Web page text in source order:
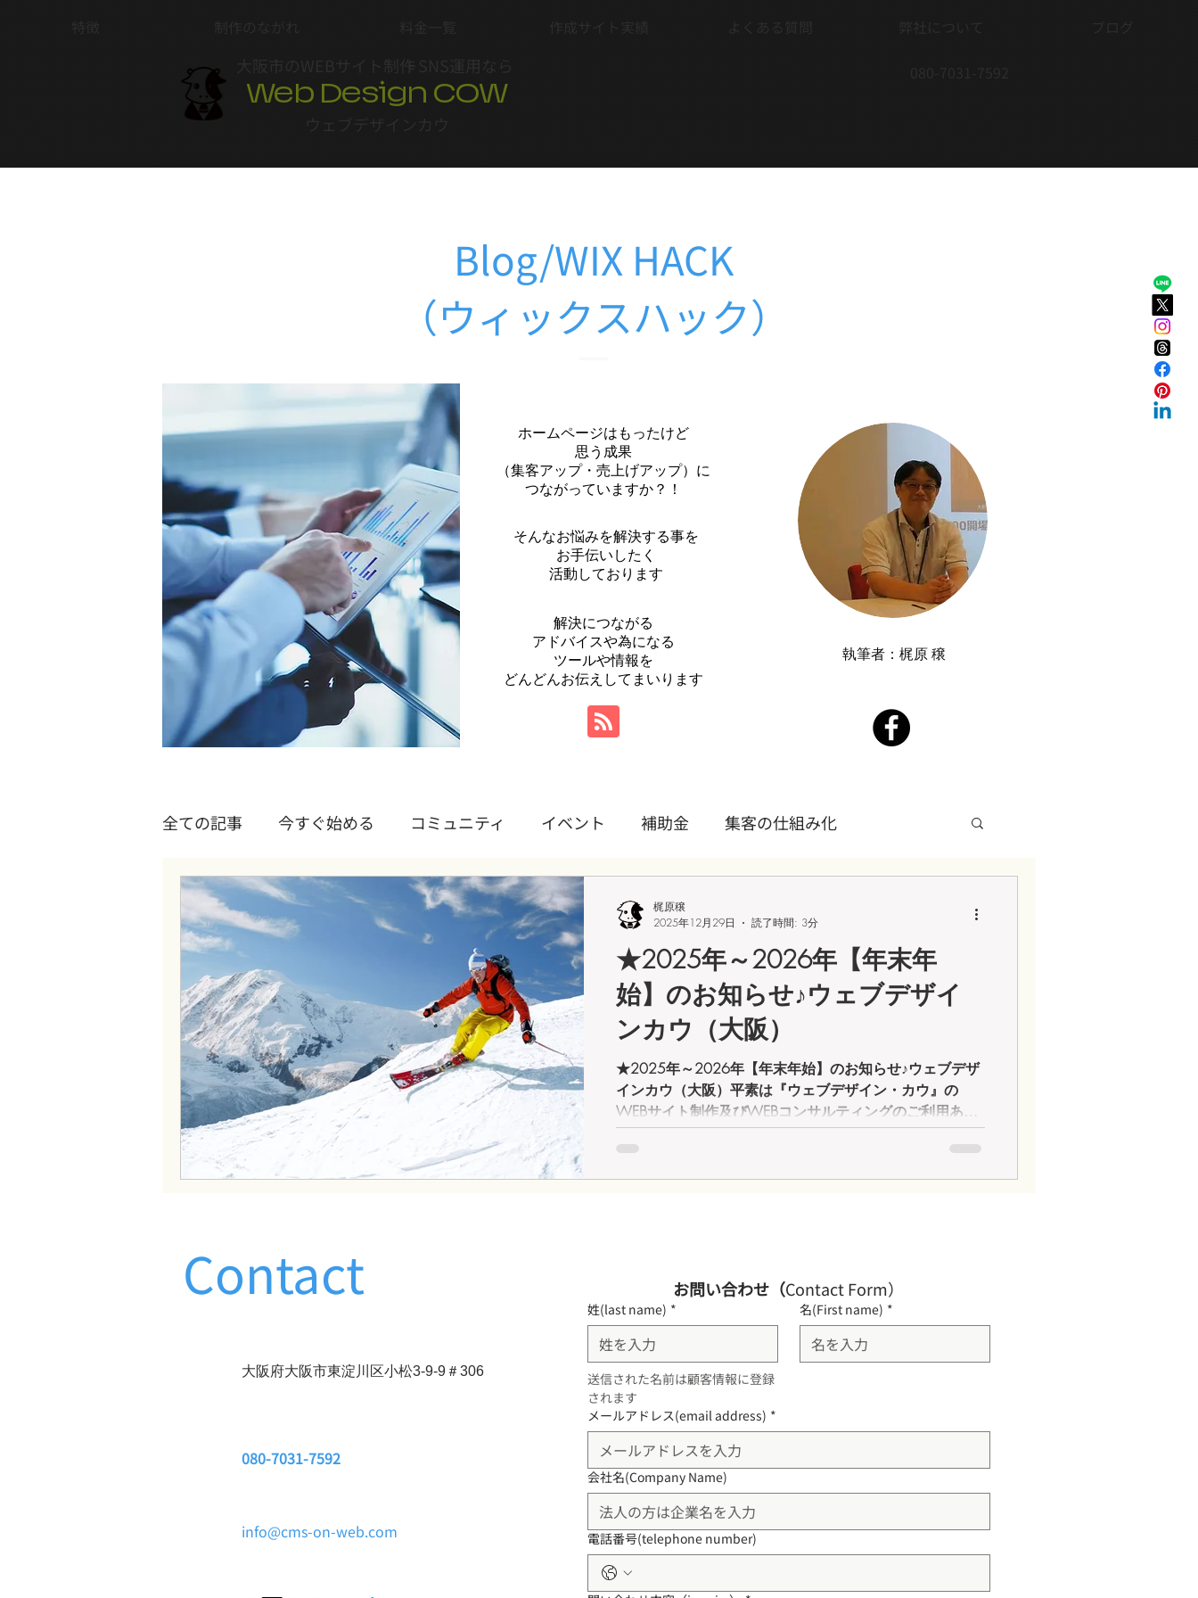
Web Design COW
Blog/WIX HACK
（ウィックスハック）
ホームページはもったけど
思う成果
（集客アップ・売上げアップ）に
つながっていますか？！
そんなお悩みを解決する事を
お手伝いしたく
活動しております
解決につながる
アドバイスや為になる
ツールや情報を
​どんどんお伝えしてまいります
執筆者：​梶原 穣
全ての記事 今すぐ始める コミュニティ イベント 補助金 集客の仕組み化
コワーキングスペース ワンディワークショップ
Wixについて トピックス サブスクリプション WIX HACK ブログ
Youtube ツール 起業/スタートアップ 事業継続 文化
★2025年～2026年【年末年
始】のお知らせ♪ウェブデザイ
ンカウ（大阪）
★2025年～2026年【年末年始】のお知らせ♪ウェブデザ
インカウ（大阪）平素は『ウェブデザイン・カウ』の
WEBサイト制作及びWEBコンサルティングのご利用あり
がとう御座います。2025年12月29日～2025年1月4日ま
で休業を取らせていただきます。1月5日からは平常どう
りに営業いたします。
梶原穣
2025年12月29日
読了時間: 3分
Contact
大阪府大阪市東淀川区小松3-9-9＃306
080-7031-7592
info@cms-on-web.com
お問い合わせ（Contact Form）
姓(last name) *
送信された名前は顧客情報に登録
されます
名(First name) *
メールアドレス(email address) *
会社名(Company Name)
電話番号(telephone number)